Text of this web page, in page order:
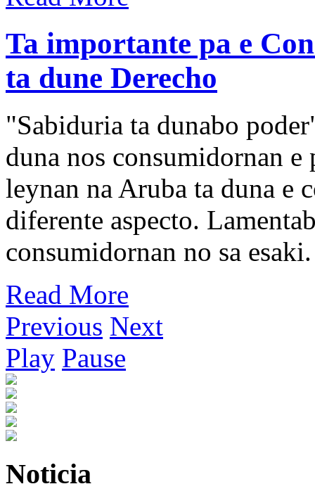
Ta importante pa e
ta dune Derecho
"Sabiduria ta dunabo
duna nos consumidornan e
leynan na Aruba ta duna e
diferente aspecto.
consumidornan no sa esaki.
Read More
Previous Next
Play Pause
Noticia